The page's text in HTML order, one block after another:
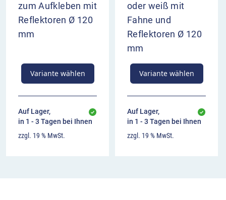
zum Aufkleben mit
Reflektoren Ø 120
mm
Variante wählen
Auf Lager,
in 1 - 3 Tagen bei Ihnen
zzgl. 19 % MwSt.
oder weiß mit
Fahne und
Reflektoren Ø 120
mm
Variante wählen
Auf Lager,
in 1 - 3 Tagen bei Ihnen
zzgl. 19 % MwSt.